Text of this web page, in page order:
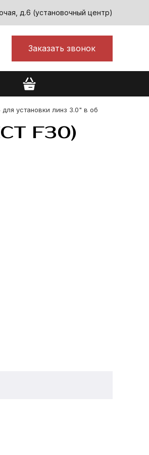
д.6 (установочный центр)
Заказать звонок
установки линз 3.0" в об
F30)